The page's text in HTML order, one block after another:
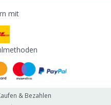
mit
& Bezahlen